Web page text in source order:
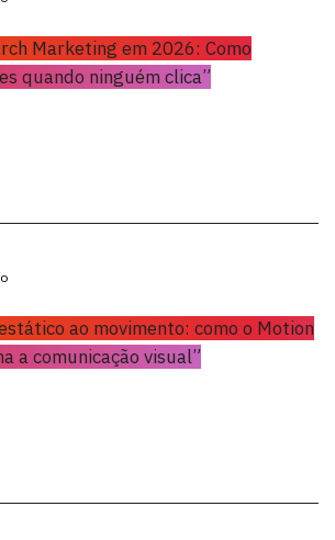
Marketing em 2026: Como
quando ninguém clica”
ao movimento: como o Motion
a comunicação visual”